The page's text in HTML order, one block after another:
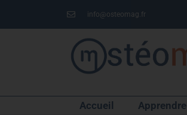
info@osteomag.fr
Accueil Apprendre